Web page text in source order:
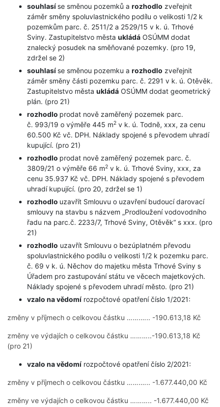
souhlasí se směnou pozemků a rozhodlo zveřejnit
záměr směny spoluvlastnického podílu o velikosti 1/2 k
pozemkům parc. č. 2511/2 a 2529/15 v k. ú. Trhové
Sviny. Zastupitelstvo města ukládá OSÚMM dodat
znalecký posudek na směňované pozemky. (pro 19,
zdržel se 2)
souhlasí se směnou pozemku a rozhodlo zveřejnit
záměr směny části pozemku parc. č. 2291 v k. ú. Otěvěk.
Zastupitelstvo města ukládá OSÚMM dodat geometrický
plán. (pro 21)
rozhodlo prodat nově zaměřený pozemek parc.
č. 993/19 o výměře 445 m2 v k. ú. Todně, xxx, za cenu
60.500 Kč vč. DPH. Náklady spojené s převodem uhradí
kupující. (pro 21)
rozhodlo prodat nově zaměřený pozemek parc. č.
3809/21 o výměře 66 m2 v k. ú. Trhové Sviny, xxx, za
cenu 35.937 Kč vč. DPH. Náklady spojené s převodem
uhradí kupující. (pro 20, zdržel se 1)
rozhodlo uzavřít Smlouvu o uzavření budoucí darovací
smlouvy na stavbu s názvem „Prodloužení vodovodního
řadu na parc.č. 2233/7, Trhové Sviny, Otěvěk“ s xxx. (pro
21)
rozhodlo uzavřít Smlouvu o bezúplatném převodu
spoluvlastnického podílu o velikosti 1/2 k pozemku parc.
č. 69 v k. ú. Něchov do majetku města Trhové Sviny s
Úřadem pro zastupování státu ve věcech majetkových.
Náklady spojené s převodem uhradí město. (pro 21)
vzalo na vědomí rozpočtové opatření číslo 1/2021:
změny v příjmech o celkovou částku …….….. -190.613,18 Kč
změny ve výdajích o celkovou částku ………..-190.613,18 Kč
(pro 21)
vzalo na vědomí rozpočtové opatření číslo 2/2021:
změny v příjmech o celkovou částku …….….. -1.677.440,00 Kč
změny ve výdajích o celkovou částku ……….. -1.677.440,00 Kč